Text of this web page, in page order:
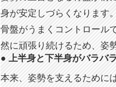
身が安定しづらくなります。
骨盤がうまくコントロール
然に頑張り続けるため、姿
● 上半身と下半身がバラバ
本来、姿勢を支えるために